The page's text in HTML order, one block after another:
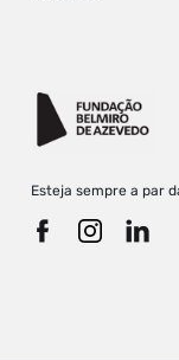
Esteja sempre a par